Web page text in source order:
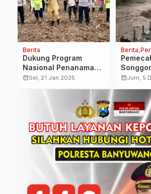
Berita
Dukung Program
Nasional Penanaman 1
Juta Hektare Jagung,
calendar_monthSel, 21 Jan 2025
Berita
Hanyut
calendar_monthJum, 5